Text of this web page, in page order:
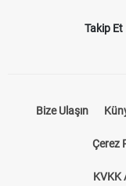
Takip Et
Bize Ulaşın
Çerez
KVKK